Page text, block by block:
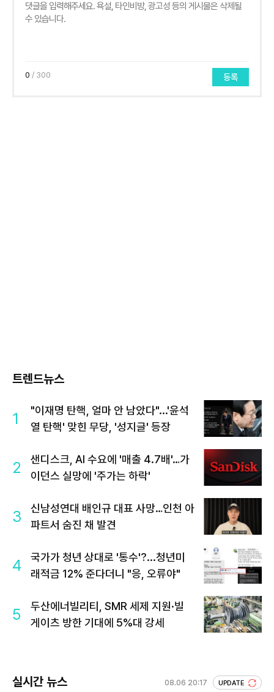
0 / 300 등록
트렌드뉴스
1
"이재명 탄핵, 얼마 안 남았다"...'윤석
열 탄핵' 맞힌 무당, '성지글' 등장
2
샌디스크, AI 수요에 '매출 4.7배'…가
이던스 실망에 '주가는 하락'
3
신남성연대 배인규 대표 사망…인천 아
파트서 숨진 채 발견
4
국가가 청년 상대로 '통수'?...청년미
래적금 12% 준다더니 "응, 오류야"
5
두산에너빌리티, SMR 세제 지원·빌
게이츠 방한 기대에 5%대 강세
실시간 뉴스 08.06 20:17 UPDATE